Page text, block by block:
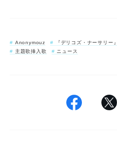
Anonymouz 『デリコズ・ナーサリー』
主題歌挿入歌
ニュース